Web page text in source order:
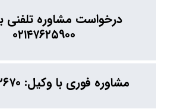
درخواست مشاوره تلفنی
۰۲۱۴۷۶۲۵۹۰۰
مشاوره فوری با وکیل: ۰۹۲۱۲۲۴۲۶۷۰